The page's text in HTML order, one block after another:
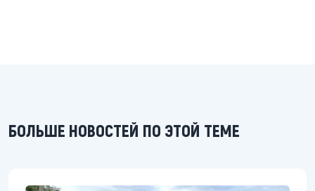
БОЛЬШЕ НОВОСТЕЙ ПО ЭТОЙ ТЕМЕ